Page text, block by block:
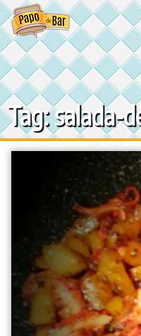
Ir
para
o
conteúdo
Tag: salada-